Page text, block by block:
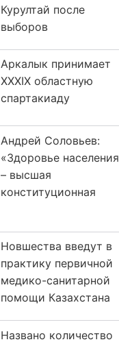
Курултай после
выборов
Аркалык принимает
XXXIX областную
спартакиаду
Андрей Соловьев:
«Здоровье населения
– высшая
конституционная
Новшества введут в
практику первичной
медико-санитарной
помощи Казахстана
Названо количество